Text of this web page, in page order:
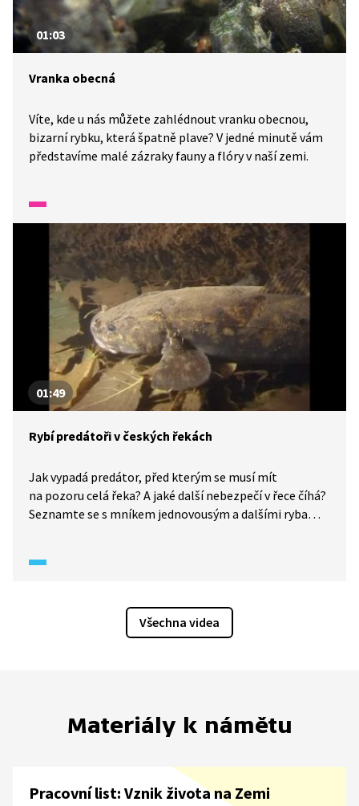
01:03
Vranka obecná
Víte, kde u nás můžete zahlédnout vranku obecnou,
bizarní rybku, která špatně plave? V jedné minutě vám
představíme malé zázraky fauny a flóry v naší zemi.
01:49
Rybí predátoři v českých řekách
Jak vypadá predátor, před kterým se musí mít
na pozoru celá řeka? A jaké další nebezpečí v řece číhá?
Seznamte se s mníkem jednovousým a dalšími rybami
Všechna videa
Materiály k námětu
Pracovní list: Vznik života na Zemi